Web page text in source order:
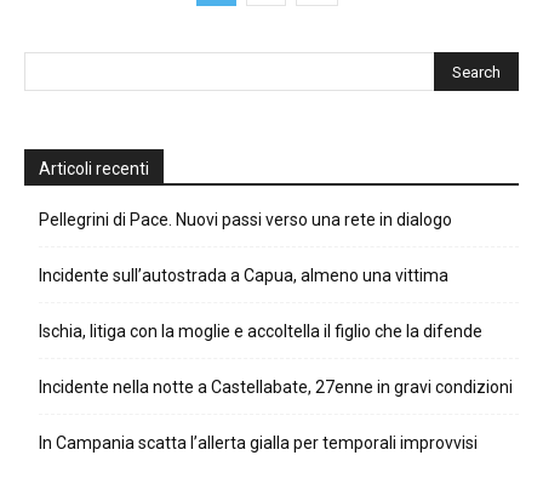
Articoli recenti
Pellegrini di Pace. Nuovi passi verso una rete in dialogo
Incidente sull’autostrada a Capua, almeno una vittima
Ischia, litiga con la moglie e accoltella il figlio che la difende
Incidente nella notte a Castellabate, 27enne in gravi condizioni
In Campania scatta l’allerta gialla per temporali improvvisi